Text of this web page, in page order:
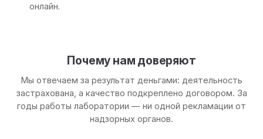
онлайн.
Почему нам доверяют
Мы отвечаем за результат деньгами: деятельность
застрахована, а качество подкреплено договором. За
годы работы лаборатории — ни одной рекламации от
надзорных органов.